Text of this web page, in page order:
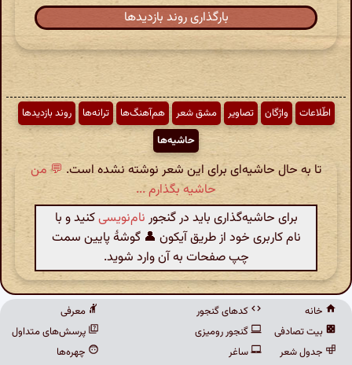
بارگذاری روند بازدیدها
اطّلاعات واژگان تصاویر مشق شعر هم‌آهنگ‌ها ترانه‌ها
روند بازدیدها
حاشیه‌ها
تا به حال حاشیه‌ای برای این شعر نوشته نشده است. 💬 من
حاشیه بگذارم ...
برای حاشیه‌گذاری باید در گنجور نام‌نویسیکنید و با
نام کاربری خود از طریق آیکون 👤 گوشهٔ پایین سمت
چپ صفحات به آن وارد شوید.
خانه
بیت تصادفی
جدول شعر
کدهای گنجور
گنجور رومیزی
ساغر
معرفی
پرسش‌های متداول
چهره‌ها